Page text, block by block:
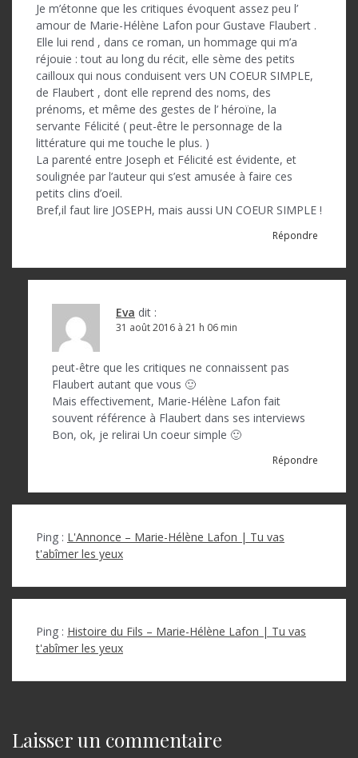
Je m’étonne que les critiques évoquent assez peu l’
amour de Marie-Hélène Lafon pour Gustave Flaubert .
Elle lui rend , dans ce roman, un hommage qui m’a
réjouie : tout au long du récit, elle sème des petits
cailloux qui nous conduisent vers UN COEUR SIMPLE,
de Flaubert , dont elle reprend des noms, des
prénoms, et même des gestes de l’ héroïne, la
servante Félicité ( peut-être le personnage de la
littérature qui me touche le plus. )
La parenté entre Joseph et Félicité est évidente, et
soulignée par l’auteur qui s’est amusée à faire ces
petits clins d’oeil.
Bref,il faut lire JOSEPH, mais aussi UN COEUR SIMPLE !
Répondre
Eva dit :
31 août 2016 à 21 h 06 min
peut-être que les critiques ne connaissent pas
Flaubert autant que vous 🙂
Mais effectivement, Marie-Hélène Lafon fait
souvent référence à Flaubert dans ses interviews
Bon, ok, je relirai Un coeur simple 🙂
Répondre
Ping : L'Annonce – Marie-Hélène Lafon | Tu vas
t'abîmer les yeux
Ping : Histoire du Fils – Marie-Hélène Lafon | Tu vas
t'abîmer les yeux
Laisser un commentaire